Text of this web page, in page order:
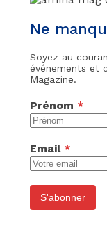
Ne
Soyez au
événements et
Magazine.
Prénom *
Email *
S'abonner